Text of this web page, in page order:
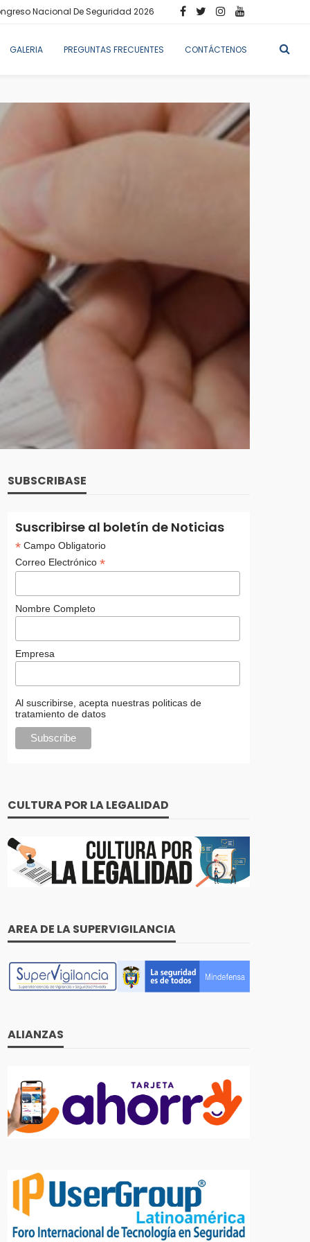
Nacional De Seguridad 2026
GALERIA PREGUNTAS FRECUENTES CONTÁCTENOS
SUBSCRIBASE
Suscribirse al boletín de Noticias
*Campo Obligatorio
Correo Electrónico *
Nombre Completo
Empresa
Al suscribirse, acepta nuestras politicas de
tratamiento de datos
CULTURA POR LA LEGALIDAD
AREA DE LA SUPERVIGILANCIA
ALIANZAS